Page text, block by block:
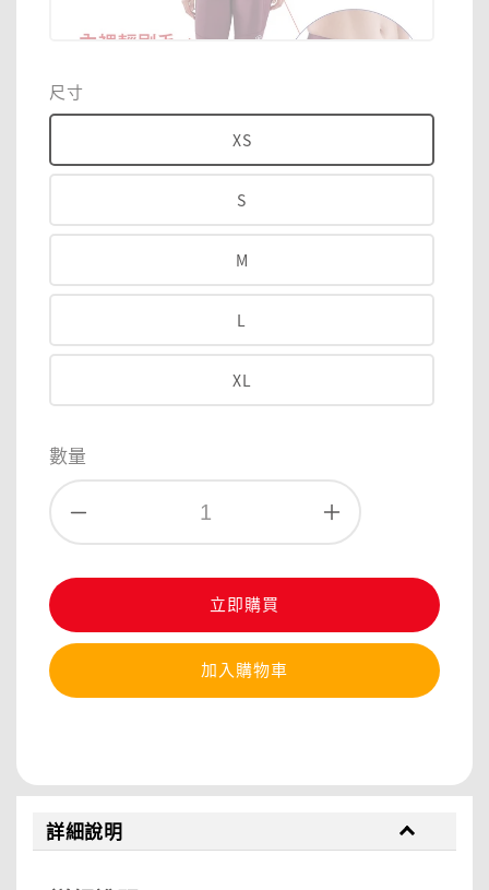
尺寸
XS
S
M
L
XL
數量
立即購買
加入購物車
詳細說明